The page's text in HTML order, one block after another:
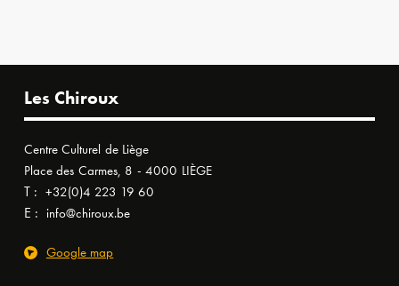
Les Chiroux
Centre Culturel de Liège
Place des Carmes, 8 - 4000 LIÈGE
T : +32(0)4 223 19 60
E : info@chiroux.be
Google map